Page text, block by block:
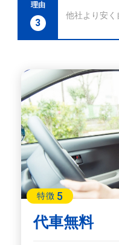
理由
3
他社より安く
特徴 5
代車無料